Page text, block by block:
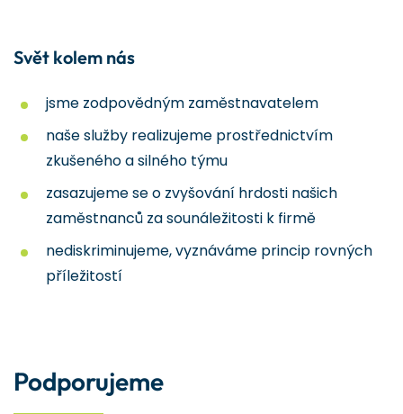
Svět kolem nás
jsme zodpovědným zaměstnavatelem
naše služby realizujeme prostřednictvím
zkušeného a silného týmu
zasazujeme se o zvyšování hrdosti našich
zaměstnanců za sounáležitosti k firmě
nediskriminujeme, vyznáváme princip rovných
příležitostí
Podporujeme